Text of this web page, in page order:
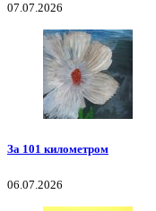
07.07.2026
За 101 километром
06.07.2026